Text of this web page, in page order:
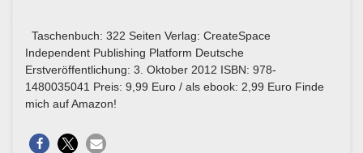
Taschenbuch: 322 Seiten Verlag: CreateSpace
Independent Publishing Platform Deutsche
Erstveröffentlichung: 3. Oktober 2012 ISBN: 978-
1480035041 Preis: 9,99 Euro / als ebook: 2,99 Euro Finde
mich auf Amazon!